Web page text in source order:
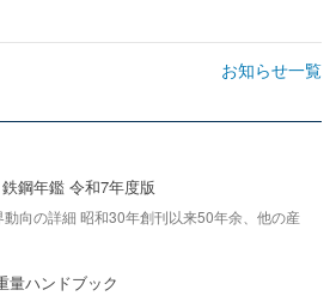
お知らせ一覧
鉄鋼年鑑 令和7年度版
向の詳細 昭和30年創刊以来50年余、他の産
量ハンドブック